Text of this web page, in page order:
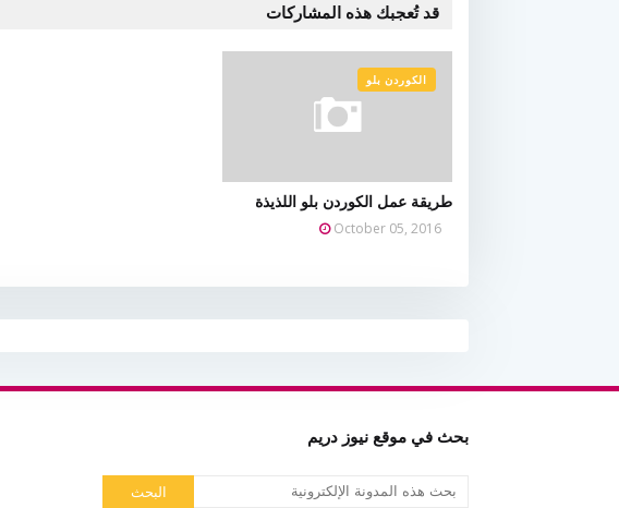
قد تُعجبك هذه المشاركات
الكوردن بلو
طريقة عمل الكوردن بلو اللذيذة
October 05, 2016
بحث في موقع نيوز دريم